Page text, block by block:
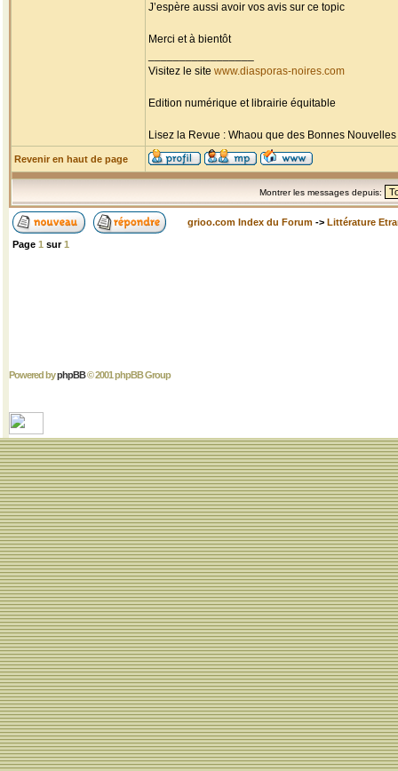
J’espère aussi avoir vos avis sur ce topic
Merci et à bientôt
Visitez le site www.diasporas-noires.com
Edition numérique et librairie équitable
Lisez la Revue : Whaou que des Bonnes
Revenir en haut de page
Montrer les messages depuis:
grioo.com Index du Forum -> Littérature
Page 1 sur1
Powered byphpBB© 2001 phpBB Group